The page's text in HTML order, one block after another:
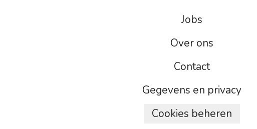
Jobs
Over ons
Contact
Gegevens en privacy
Cookies beheren